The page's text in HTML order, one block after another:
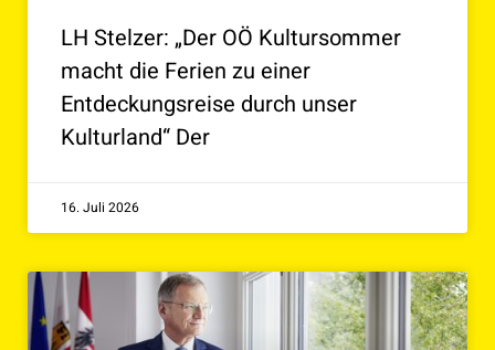
LH Stelzer: „Der OÖ Kultursommer
macht die Ferien zu einer
Entdeckungsreise durch unser
Kulturland“ Der
16. Juli 2026